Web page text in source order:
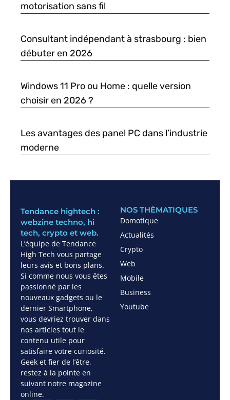
motorisation sans fil
Consultant indépendant à strasbourg : bien
débuter en 2026
Windows 11 Pro ou Home : quelle version
choisir en 2026 ?
Les avantages des panel PC dans l’industrie
moderne
Tendance hightech :
webzine techno, hi
tech, crypto et web.
L’équipe de Tendance
High Tech vous partage
leurs avis et bons plans.
Si comme nous vous êtes
passionné par les
nouveaux gadgets ou le
dernier Smartphone,
vous devriez trouver dans
nos articles tout le
contenu utile pour
satisfaire votre curiosité.
Geek et fier de l’être,
restez à la pointe en
suivant notre magazine
online.
NOS THÈMATIQUES
Domotique
Actualités
Crypto
Web
Mobile
Business
Youtube